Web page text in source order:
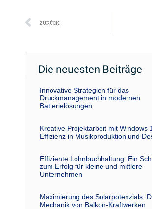
Zurück
ZURÜCK
Die neuesten Beiträge
Innovative Strategien für das
Druckmanagement in modernen
Batterielösungen
Kreative Projektarbeit mit Windows
Effizienz in Musikproduktion und
Effiziente Lohnbuchhaltung: Ein
zum Erfolg für kleine und mittlere
Unternehmen
Maximierung des Solarpotenzials:
Mechanik von Balkon-Kraftwerken